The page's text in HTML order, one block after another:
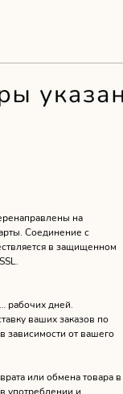
на
Соединение с
в защищенном
рабочих дней.
ваших заказов по
зависимости от вашего
или обмена товара в